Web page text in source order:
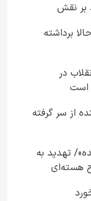
بر نقش
عمومی
برداشته
در
است​
از سر گرفته
تهدید به
هسته‌ای